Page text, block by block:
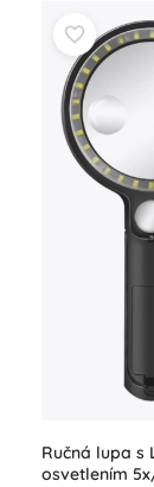
Ručná lupa s
osvetlením